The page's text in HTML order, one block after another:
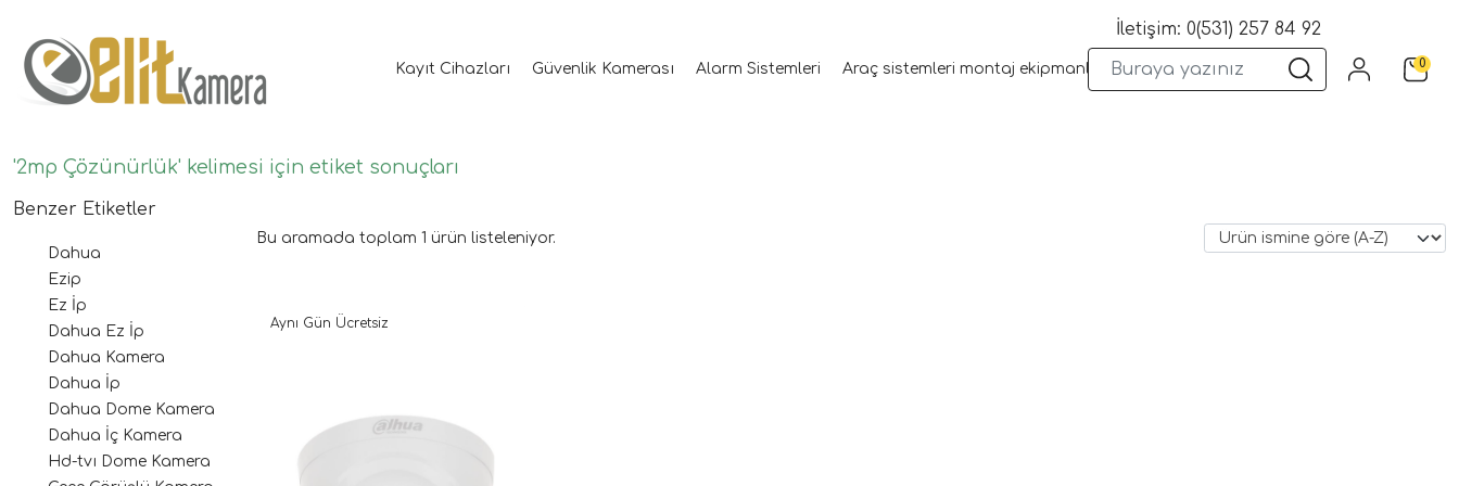
Kayıt Cihazları Güvenlik Kamerası Alarm Sistemleri Araç sistemleri montaj ekipmanları Wifi Kameralar Yangın Sistemleri
İletişim: 0(531) 257 84 92
0
'2mp Çözünürlük' kelimesi için etiket sonuçları
Benzer Etiketler
Dahua
Ezip
Ez İp
Dahua Ez İp
Dahua Kamera
Dahua İp
Dahua Dome Kamera
Dahua İç Kamera
Hd-tvı Dome Kamera
Bu aramada toplam 1 ürün listeleniyor.
Aynı Gün Ücretsiz